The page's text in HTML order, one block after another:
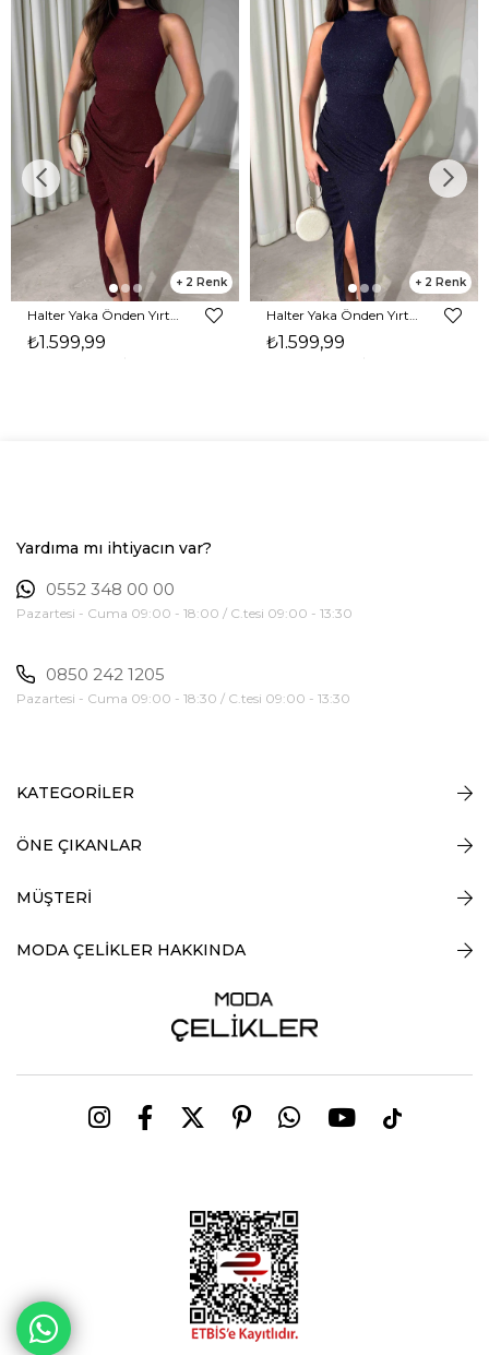
2
₺1.599,99
2
₺1.599,99
Yardıma mı ihtiyacın var?
0552 348 00 00
Pazartesi - Cuma 09:00 - 18:00 / C.tesi 09:00 - 13:30
0850 242 1205
Pazartesi - Cuma 09:00 - 18:30 / C.tesi 09:00 - 13:30
KATEGORİLER
ÖNE ÇIKANLAR
MÜŞTERİ
MODA ÇELİKLER HAKKINDA